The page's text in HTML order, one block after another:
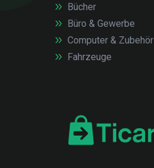
Bücher
Büro & Gewerbe
Computer & Zubehör
Fahrzeuge